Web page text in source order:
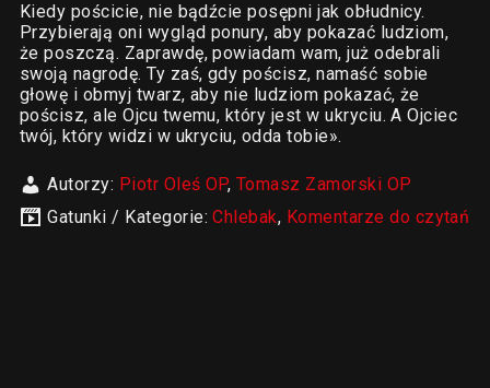
Kiedy pościcie, nie bądźcie posępni jak obłudnicy.
Przybierają oni wygląd ponury, aby pokazać ludziom,
że poszczą. Zaprawdę, powiadam wam, już odebrali
swoją nagrodę. Ty zaś, gdy pościsz, namaść sobie
głowę i obmyj twarz, aby nie ludziom pokazać, że
pościsz, ale Ojcu twemu, który jest w ukryciu. A Ojciec
twój, który widzi w ukryciu, odda tobie».
Autorzy: Piotr Oleś OP, Tomasz Zamorski OP
Gatunki / Kategorie:Chlebak, Komentarze do czytań